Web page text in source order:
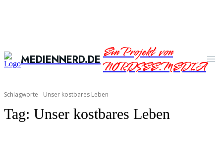
MEDIENNERD.DEEin Projekt von
NORDSEE.MEDIA
Schlagworte Unser kostbares Leben
Tag: Unser kostbares Leben